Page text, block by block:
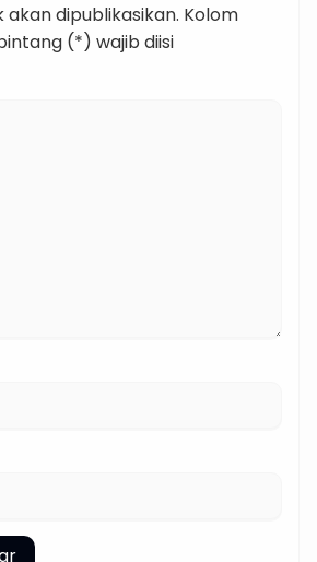
akan dipublikasikan. Kolom
(*) wajib diisi